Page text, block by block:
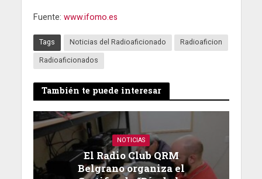
Fuente: www.ifomo.es
Tags Noticias del Radioaficionado
Radioaficion
Radioaficionados
También te puede interesar
NOTICIAS
El Radio Club QRM
Belgrano organiza el